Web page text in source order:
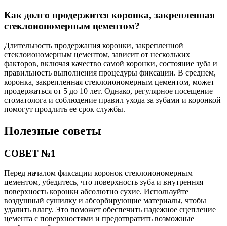
Как долго продержится коронка, закрепленная
стеклоиономерным цементом?
Длительность продержания коронки, закрепленной
стеклоиономерным цементом, зависит от нескольких
факторов, включая качество самой коронки, состояние зуба и
правильность выполнения процедуры фиксации. В среднем,
коронка, закрепленная стеклоиономерным цементом, может
продержаться от 5 до 10 лет. Однако, регулярное посещение
стоматолога и соблюдение правил ухода за зубами и коронкой
помогут продлить ее срок службы.
Полезные советы
СОВЕТ №1
Перед началом фиксации коронок стеклоиономерным
цементом, убедитесь, что поверхность зуба и внутренняя
поверхность коронки абсолютно сухие. Используйте
воздушный сушилку и абсорбирующие материалы, чтобы
удалить влагу. Это поможет обеспечить надежное сцепление
цемента с поверхностями и предотвратить возможные